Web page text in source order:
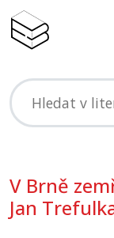
V Brně
Jan